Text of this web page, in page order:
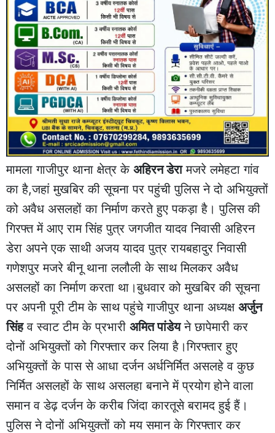
मामला गाजीपुर थाना क्षेत्र के अहिरन डेरामजरे लमेहटा गांव
का है,जहां मुखबिर की सूचना पर पहुंची पुलिस ने दो अभियुक्तों
को अवैध असलहों का निर्माण करते हुए पकड़ा है। पुलिस की
गिरफ्त में आए राम सिंह पुत्र जगजीत यादव निवासी अहिरन
डेरा अपने एक साथी अजय यादव पुत्र रायबहादुर निवासी
गणेशपुर मजरे बीनू थाना ललौली के साथ मिलकर अवैध
असलहों का निर्माण करता था।बुधवार को मुखबिर की सूचना
पर अपनी पूरी टीम के साथ पहुंचे गाजीपुर थाना अध्यक्ष अर्जुन
सिंहव स्वाट टीम के प्रभारी अमित पांडेयने छापेमारी कर
दोनों अभियुक्तों को गिरफ्तार कर लिया है।गिरफ्तार हुए
अभियुक्तों के पास से आधा दर्जन अर्धनिर्मित असलहे व कुछ
निर्मित असलहों के साथ असलहा बनाने में प्रयोग होने वाला
समान व डेढ़ दर्जन के करीब जिंदा कारतूसे बरामद हुई हैं।
पुलिस ने दोनों अभियुक्तों को मय समान के गिरफ्तार कर